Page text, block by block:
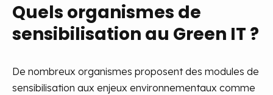
Quels organismes de
sensibilisation au Green IT ?
De nombreux organismes proposent des modules de
sensibilisation aux enjeux environnementaux comme